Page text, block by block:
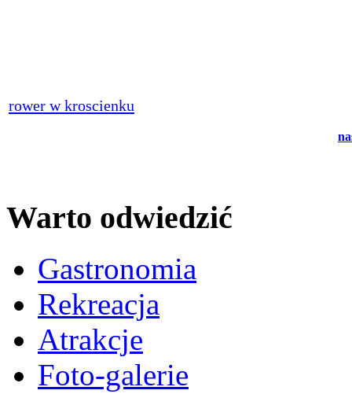
rower w kroscienku
Warto odwiedzić
Gastronomia
Rekreacja
Atrakcje
Foto-galerie